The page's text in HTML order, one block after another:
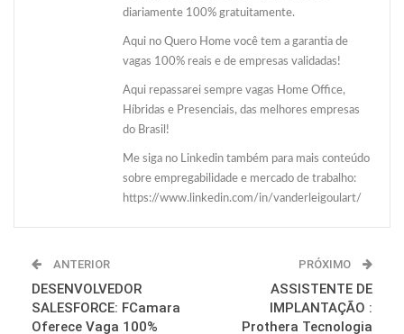
diariamente 100% gratuitamente.
Aqui no Quero Home você tem a garantia de
vagas 100% reais e de empresas validadas!
Aqui repassarei sempre vagas Home Office,
Híbridas e Presenciais, das melhores empresas
do Brasil!
Me siga no Linkedin também para mais conteúdo
sobre empregabilidade e mercado de trabalho:
https://www.linkedin.com/in/vanderleigoulart/
ANTERIOR
DESENVOLVEDOR
SALESFORCE: FCamara
Oferece Vaga 100%
PRÓXIMO
ASSISTENTE DE
IMPLANTAÇÃO :
Prothera Tecnologia